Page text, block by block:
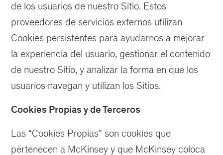
de los usuarios de nuestro Sitio. Estos
proveedores de servicios externos utilizan
Cookies persistentes para ayudarnos a mejorar
la experiencia del usuario, gestionar el contenido
de nuestro Sitio, y analizar la forma en que los
usuarios navegan y utilizan los Sitios.
Cookies Propias y de Terceros
Las “Cookies Propias” son cookies que
pertenecen a McKinsey y que McKinsey coloca